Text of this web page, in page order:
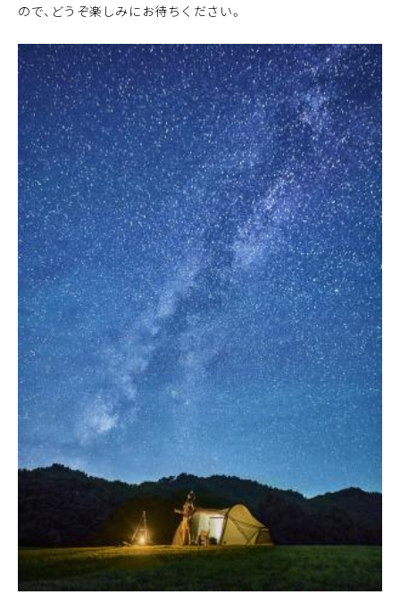
ので、どうぞ楽しみにお待ちください。